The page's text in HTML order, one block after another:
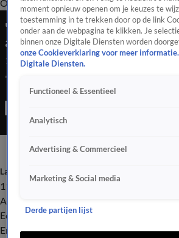
OverzichtRegioUitzendingenWeerTip de
'Grootste maanvis ooit in
aangespoeld op Ameland
14 dec 2021, 09:54
'Grootste maanvis ooit in Nederland'
Laatste nieuws
112
Advies & Tips
Economie
Entertainment
moment opnieuw openen om je keuzes te
toestemming in te trekken door op de link
onder aan de webpagina te klikken. Je
binnen onze Digitale Diensten worden
onze Cookieverklaring voor meer informatie.
Digitale Diensten.
Functioneel & Essentieel
Analytisch
Advertising & Commercieel
Marketing & Social media
Derde partijen lijst